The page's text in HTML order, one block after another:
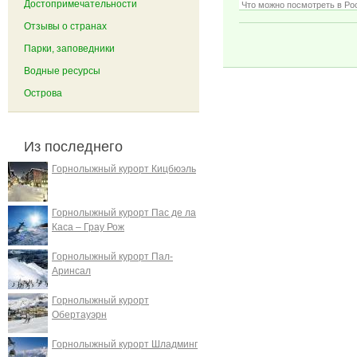
Что можно посмотреть в
Достопримечательности
Отзывы о странах
Парки, заповедники
Водные ресурсы
Острова
Из последнего
Горнолыжный курорт Кицбюэль
Горнолыжный курорт Пас де ла
Каса – Грау Рож
Горнолыжный курорт Пал-
Аринсал
Горнолыжный курорт
Обертауэрн
Горнолыжный курорт Шладминг